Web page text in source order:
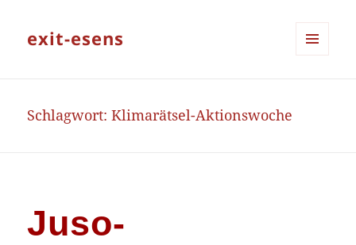
exit-esens
Schlagwort:Klimarätsel-Aktionswoche
Juso-